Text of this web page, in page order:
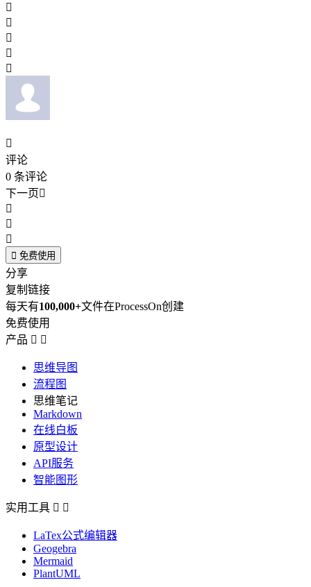






评论
0 条评论
下一页



 免费使用
分享
复制链接
每天有100,000+文件在ProcessOn创建
免费使用
产品  
思维导图
流程图
思维笔记
Markdown
在线白板
原型设计
API服务
智能图形
实用工具  
LaTex公式编辑器
Geogebra
Mermaid
PlantUML